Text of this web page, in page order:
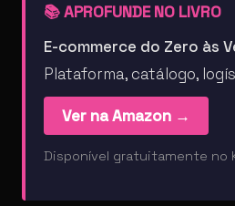
📚 APROFUNDE NO LIVRO
E-commerce do Zero às
Plataforma, catálogo,
Ver na Amazon →
Disponível gratuitamente no